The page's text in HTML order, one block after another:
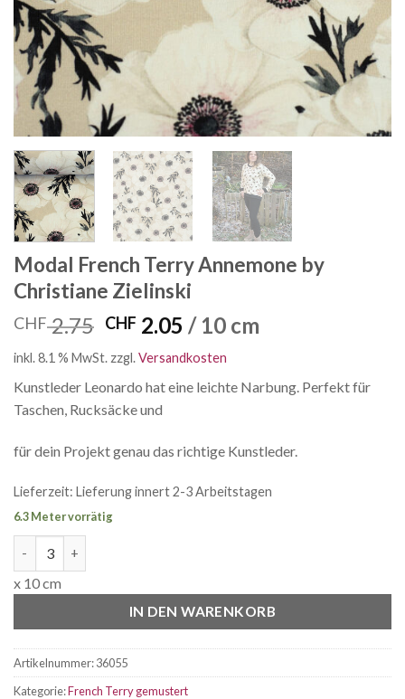
Modal French Terry Annemone by
Christiane Zielinski
CHF2.75 Ursprünglicher
Preis
war:
CHF 2.75
CHF 2.05 Aktueller
Preis
ist:
CHF 2.05.
/ 10 cm
inkl. 8.1 % MwSt. zzgl.Versandkosten
Kunstleder Leonardo hat eine leichte Narbung. Perfekt für
Taschen, Rucksäcke und
für dein Projekt genau das richtige Kunstleder.
Lieferzeit: Lieferung innert 2-3 Arbeitstagen
6.3 Meter vorrätig
x 10 cm
IN DEN WARENKORB
Artikelnummer:36055
Kategorie:French Terry gemustert